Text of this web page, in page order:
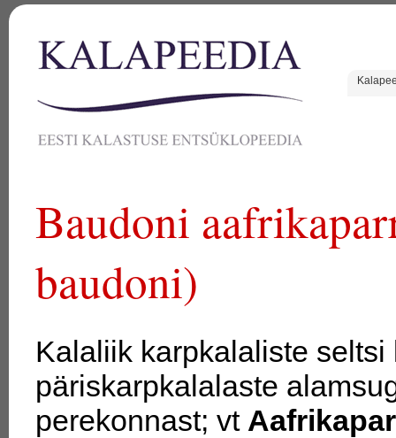
Baudoni
baudoni)
Kalaliik karpkalaliste
päriskarpkalalaste
perekonnast; vt